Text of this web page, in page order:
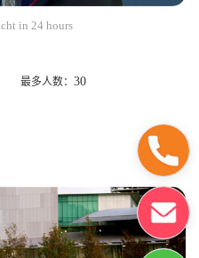
in 24 hours
最多人数： 30